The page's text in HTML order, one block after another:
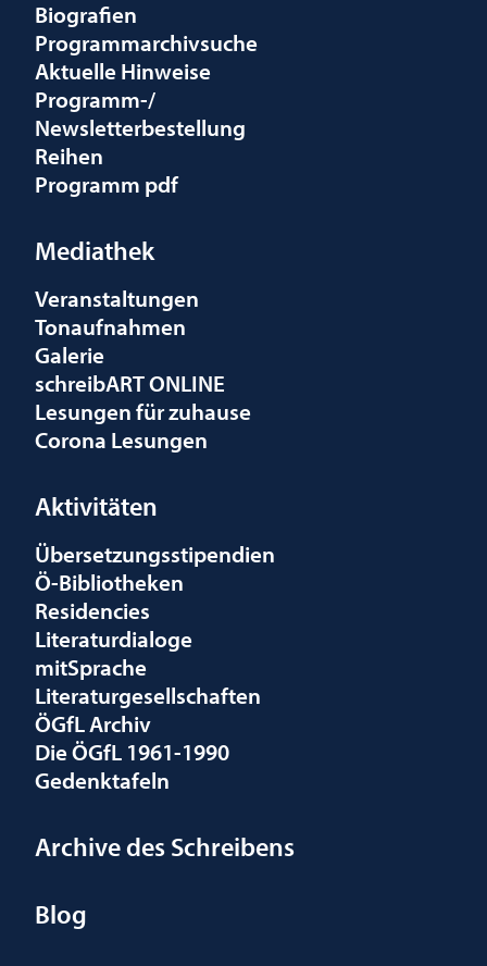
Biografien
Programmarchivsuche
Aktuelle Hinweise
Programm-/
Newsletterbestellung
Reihen
Programm pdf
Mediathek
Veranstaltungen
Tonaufnahmen
Galerie
schreibART ONLINE
Lesungen für zuhause
Corona Lesungen
Aktivitäten
Übersetzungsstipendien
Ö-Bibliotheken
Residencies
Literaturdialoge
mitSprache
Literaturgesellschaften
ÖGfL Archiv
Die ÖGfL 1961-1990
Gedenktafeln
Archive des Schreibens
Blog